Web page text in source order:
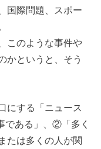
国際問題、スポー
このような事件や
かというと、そう
にする「ニュース
である」、②「多く
たは多くの人が関